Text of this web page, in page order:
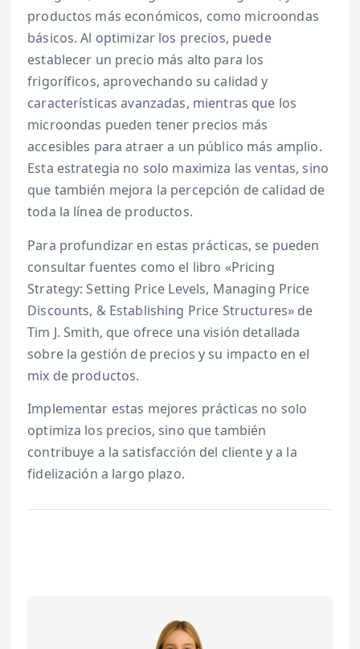
productos más económicos, como microondas
básicos. Al optimizar los precios, puede
establecer un precio más alto para los
frigoríficos, aprovechando su calidad y
características avanzadas, mientras que los
microondas pueden tener precios más
accesibles para atraer a un público más amplio.
Esta estrategia no solo maximiza las ventas, sino
que también mejora la percepción de calidad de
toda la línea de productos.
Para profundizar en estas prácticas, se pueden
consultar fuentes como el libro «Pricing
Strategy: Setting Price Levels, Managing Price
Discounts, & Establishing Price Structures» de
Tim J. Smith, que ofrece una visión detallada
sobre la gestión de precios y su impacto en el
mix de productos.
Implementar estas mejores prácticas no solo
optimiza los precios, sino que también
contribuye a la satisfacción del cliente y a la
fidelización a largo plazo.